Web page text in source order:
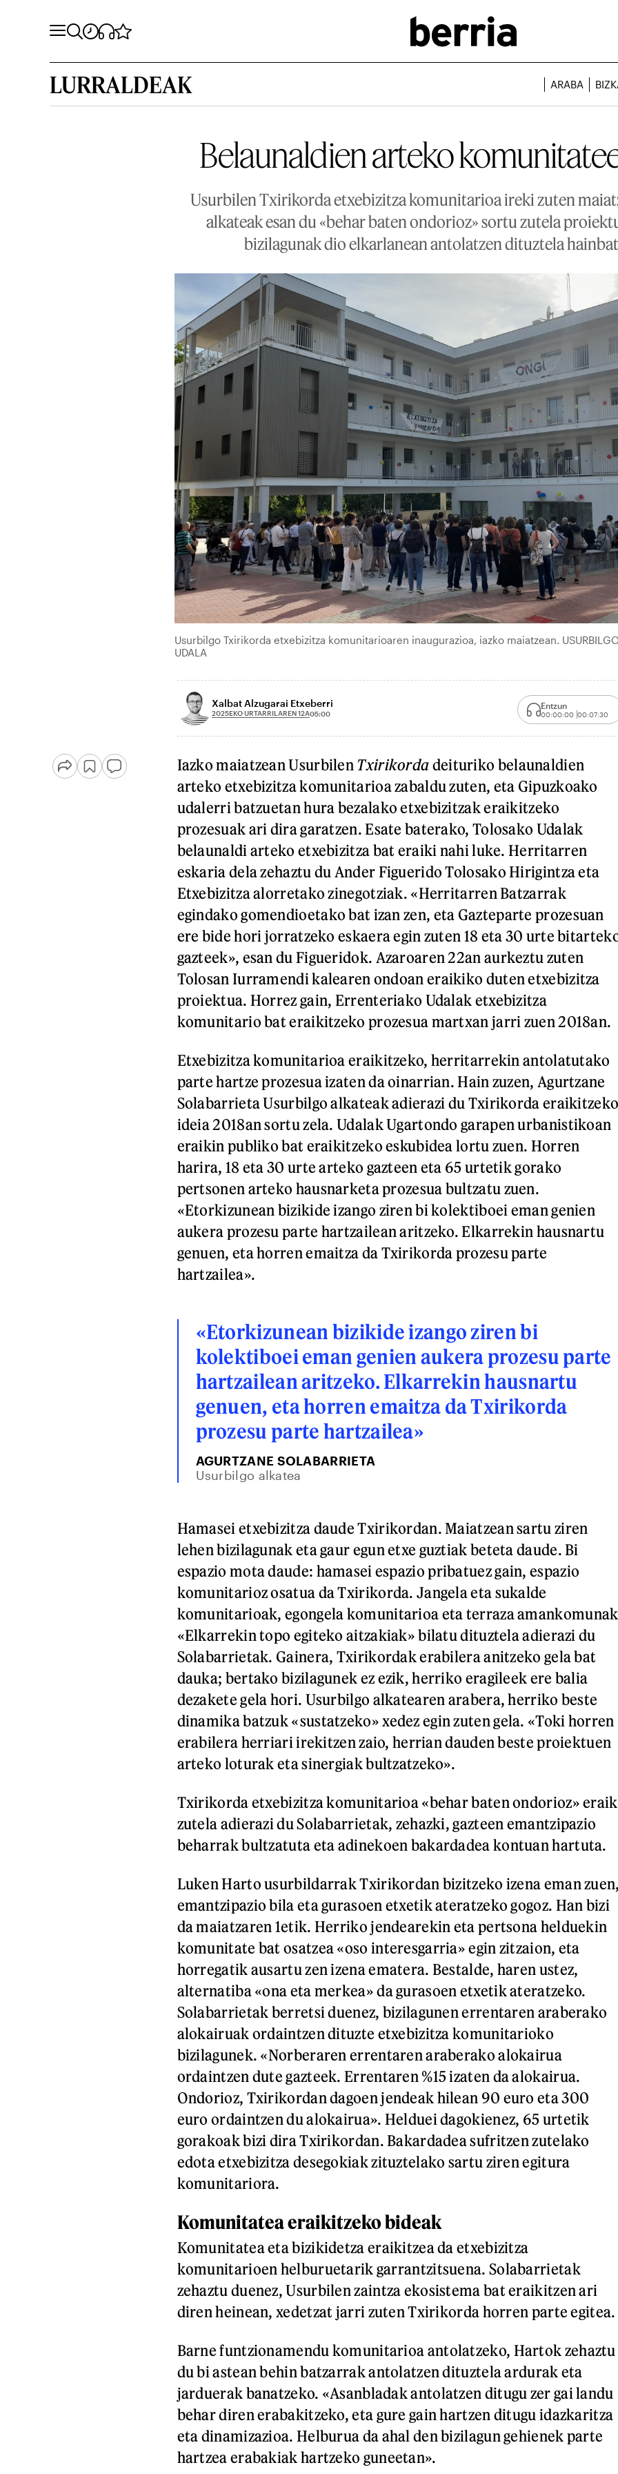
LURRALDEAK ARABA
Belaunaldien arteko
Usurbilen Txirikorda etxebizitza komunitarioa ireki zuten
alkateak esan du «behar baten ondorioz» sortu zutela
bizilagunak dio elkarlanean antolatzen dituztela
Usurbilgo Txirikorda etxebizitza komunitarioaren inaugurazioa, iazko maiatzean.
UDALA
Xalbat Alzugarai Etxeberri
2025EKO URTARRILAREN 12A05:00
Entzun
00:00:00 00:07:30
Iazko maiatzean Usurbilen Txirikorda deituriko belaunaldien
arteko etxebizitza komunitarioa zabaldu zuten, eta Gipuzkoako
udalerri batzuetan hura bezalako etxebizitzak eraikitzeko
prozesuak ari dira garatzen. Esate baterako, Tolosako Udalak
belaunaldi arteko etxebizitza bat eraiki nahi luke. Herritarren
eskaria dela zehaztu du Ander Figuerido Tolosako Hirigintza eta
Etxebizitza alorretako zinegotziak. «Herritarren Batzarrak
egindako gomendioetako bat izan zen, eta Gazteparte prozesuan
ere bide hori jorratzeko eskaera egin zuten 18 eta 30 urte
gazteek», esan du Figueridok. Azaroaren 22an aurkeztu zuten
Tolosan Iurramendi kalearen ondoan eraikiko duten etxebizitza
proiektua. Horrez gain, Errenteriako Udalak etxebizitza
komunitario bat eraikitzeko prozesua martxan jarri zuen 2018an.
Etxebizitza komunitarioa eraikitzeko, herritarrekin antolatutako
parte hartze prozesua izaten da oinarrian. Hain zuzen, Agurtzane
Solabarrieta Usurbilgo alkateak adierazi du Txirikorda
ideia 2018an sortu zela. Udalak Ugartondo garapen urbanistikoan
eraikin publiko bat eraikitzeko eskubidea lortu zuen. Horren
harira, 18 eta 30 urte arteko gazteen eta 65 urtetik gorako
pertsonen arteko hausnarketa prozesua bultzatu zuen.
«Etorkizunean bizikide izango ziren bi kolektiboei eman genien
aukera prozesu parte hartzailean aritzeko. Elkarrekin hausnartu
genuen, eta horren emaitza da Txirikorda prozesu parte
hartzailea».
«Etorkizunean bizikide izango ziren bi
kolektiboei eman genien aukera prozesu parte
hartzailean aritzeko. Elkarrekin hausnartu
genuen, eta horren emaitza da Txirikorda
prozesu parte hartzailea»
AGURTZANE SOLABARRIETA
Usurbilgo alkatea
Hamasei etxebizitza daude Txirikordan. Maiatzean sartu ziren
lehen bizilagunak eta gaur egun etxe guztiak beteta daude. Bi
espazio mota daude: hamasei espazio pribatuez gain, espazio
komunitarioz osatua da Txirikorda. Jangela eta sukalde
komunitarioak, egongela komunitarioa eta terraza
«Elkarrekin topo egiteko aitzakiak» bilatu dituztela adierazi du
Solabarrietak. Gainera, Txirikordak erabilera anitzeko gela bat
dauka; bertako bizilagunek ez ezik, herriko eragileek ere balia
dezakete gela hori. Usurbilgo alkatearen arabera, herriko beste
dinamika batzuk «sustatzeko» xedez egin zuten gela. «Toki horren
erabilera herriari irekitzen zaio, herrian dauden beste proiektuen
arteko loturak eta sinergiak bultzatzeko».
Txirikorda etxebizitza komunitarioa «behar baten ondorioz»
zutela adierazi du Solabarrietak, zehazki, gazteen emantzipazio
beharrak bultzatuta eta adinekoen bakardadea kontuan hartuta.
Luken Harto usurbildarrak Txirikordan bizitzeko izena eman
emantzipazio bila eta gurasoen etxetik ateratzeko gogoz. Han bizi
da maiatzaren 1etik. Herriko jendearekin eta pertsona helduekin
komunitate bat osatzea «oso interesgarria» egin zitzaion, eta
horregatik ausartu zen izena ematera. Bestalde, haren ustez,
alternatiba «ona eta merkea» da gurasoen etxetik ateratzeko.
Solabarrietak berretsi duenez, bizilagunen errentaren araberako
alokairuak ordaintzen dituzte etxebizitza komunitarioko
bizilagunek. «Norberaren errentaren araberako alokairua
ordaintzen dute gazteek. Errentaren %15 izaten da alokairua.
Ondorioz, Txirikordan dagoen jendeak hilean 90 euro eta 300
euro ordaintzen du alokairua». Helduei dagokienez, 65 urtetik
gorakoak bizi dira Txirikordan. Bakardadea sufritzen zutelako
edota etxebizitza desegokiak zituztelako sartu ziren egitura
komunitariora.
Komunitatea eraikitzeko bideak
Komunitatea eta bizikidetza eraikitzea da etxebizitza
komunitarioen helburuetarik garrantzitsuena. Solabarrietak
zehaztu duenez, Usurbilen zaintza ekosistema bat eraikitzen ari
diren heinean, xedetzat jarri zuten Txirikorda horren parte egitea.
Barne funtzionamendu komunitarioa antolatzeko, Hartok zehaztu
du bi astean behin batzarrak antolatzen dituztela ardurak eta
jarduerak banatzeko. «Asanbladak antolatzen ditugu zer gai landu
behar diren erabakitzeko, eta gure gain hartzen ditugu idazkaritza
eta dinamizazioa. Helburua da ahal den bizilagun gehienek parte
hartzea erabakiak hartzeko guneetan».